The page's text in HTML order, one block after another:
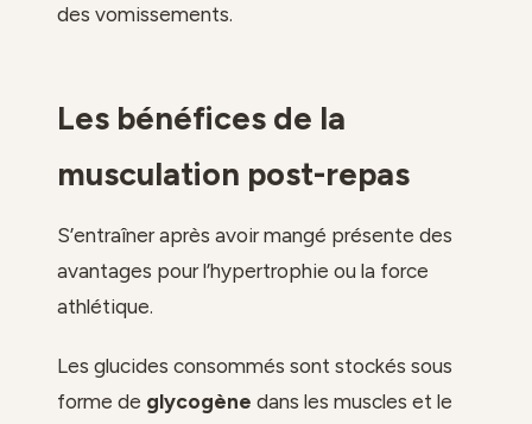
des vomissements.
Les bénéfices de la
musculation post-repas
S’entraîner après avoir mangé présente des
avantages pour l’hypertrophie ou la force
athlétique.
Les glucides consommés sont stockés sous
forme de glycogène dans les muscles et le